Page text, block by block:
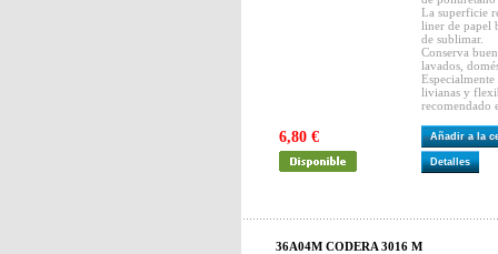
La superficie
liner de papel
de sublimar.
Conserva
lavados,
Especialmente
livianas y
recomendado
6,80 € Añadir a la
Detalles
36A04M CODERA 3016 M